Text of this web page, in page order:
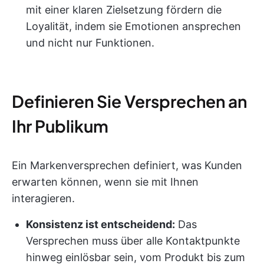
mit einer klaren Zielsetzung fördern die
Loyalität, indem sie Emotionen ansprechen
und nicht nur Funktionen.
Definieren Sie Versprechen an
Ihr Publikum
Ein Markenversprechen definiert, was Kunden
erwarten können, wenn sie mit Ihnen
interagieren.
Konsistenz ist entscheidend: Das
Versprechen muss über alle Kontaktpunkte
hinweg einlösbar sein, vom Produkt bis zum